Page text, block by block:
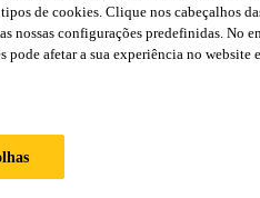
de textura areada fina
Acrílica TF é uma tinta
de cookies. Clique nos cabeçalhos
nossas configurações predefinidas. No
afetar a sua experiência no website